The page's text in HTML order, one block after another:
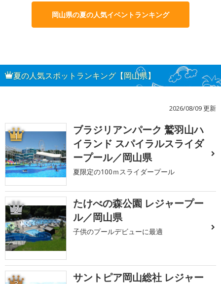
岡山県の夏の人気イベントランキング
夏の人気スポットランキング【岡山県】
2026/08/09 更新
1
ブラジリアンパーク 鷲羽山ハ
イランド スパイラルスライダ
ープール／岡山県
夏限定の100ｍスライダープール
2
たけべの森公園 レジャープー
ル／岡山県
子供のプールデビューに最適
サントピア岡山総社 レジャー